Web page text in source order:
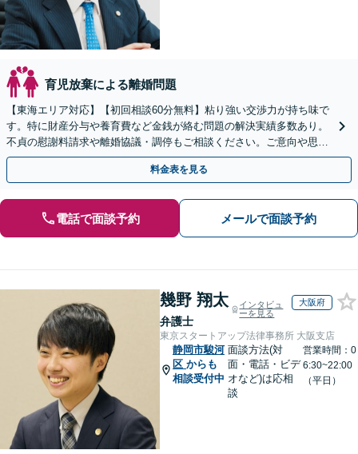
育児放棄による離婚問題
【東海エリア対応】【初回相談60分無料】粘り強い交渉力が持ち味で
す。特に財産分与や養育費など金銭が絡む問題の解決実績多数あり。
不貞の慰謝料請求や離婚協議・調停もご相談ください。ご意向や思い
に寄り添いながら最善の解決を目指します／土日祝相談可
料金表を見る
電話で面談予約 メールで面談予約
幾野 翔太
弁護士
インタビュ
ーを見る
大阪府
東京スタートアップ法律事務所 大阪支店
静岡市駿河
区 からも
相談受付中
面談方法(対
面・電話・ビデ
オなど)は応相
談
営業時間：0
6:30~22:00
（平日）